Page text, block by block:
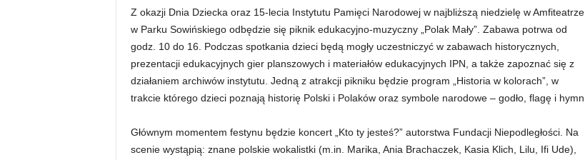
Z okazji Dnia Dziecka oraz 15-lecia Instytutu Pamięci Narodowej w najbliższą niedzielę w Amfiteatrze
w Parku Sowińskiego odbędzie się piknik edukacyjno-muzyczny „Polak Mały”. Zabawa potrwa od
godz. 10 do 16. Podczas spotkania dzieci będą mogły uczestniczyć w zabawach historycznych,
prezentacji edukacyjnych gier planszowych i materiałów edukacyjnych IPN, a także zapoznać się z
działaniem archiwów instytutu. Jedną z atrakcji pikniku będzie program „Historia w kolorach”, w
trakcie którego dzieci poznają historię Polski i Polaków oraz symbole narodowe – godło, flagę i hymn.
Głównym momentem festynu będzie koncert „Kto ty jesteś?” autorstwa Fundacji Niepodległości. Na
scenie wystąpią: znane polskie wokalistki (m.in. Marika, Ania Brachaczek, Kasia Klich, Lilu, Ifi Ude),